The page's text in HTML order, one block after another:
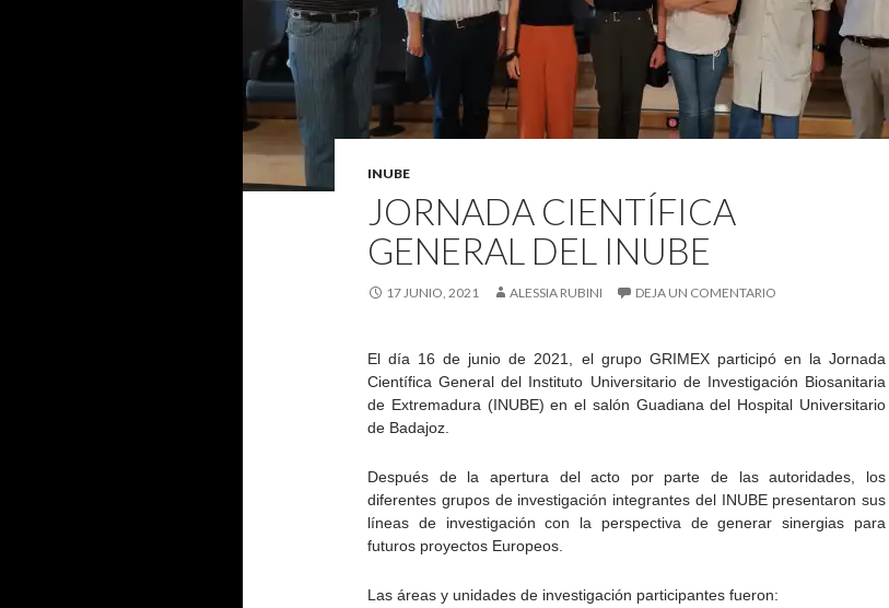
INUBE
JORNADA CIENTÍFICA
GENERAL DEL INUBE
17 JUNIO, 2021 ALESSIA RUBINI DEJA UN COMENTARIO
El día 16 de junio de 2021, el grupo GRIMEX participó en la Jornada
Científica General del Instituto Universitario de Investigación Biosanitaria
de Extremadura (INUBE) en el salón Guadiana del Hospital Universitario
de Badajoz.
Después de la apertura del acto por parte de las autoridades, los
diferentes grupos de investigación integrantes del INUBE presentaron sus
líneas de investigación con la perspectiva de generar sinergias para
futuros proyectos Europeos.
Las áreas y unidades de investigación participantes fueron: